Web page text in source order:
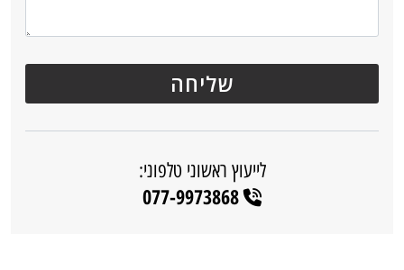
לייעוץ ראשוני טלפוני:
077-9973868